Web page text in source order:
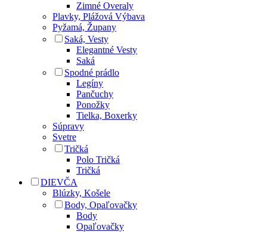
Zimné Overaly
Plavky, Plážová Výbava
Pyžamá, Župany
Saká, Vesty
Elegantné Vesty
Saká
Spodné prádlo
Legíny
Pančuchy
Ponožky
Tielka, Boxerky
Súpravy
Svetre
Tričká
Polo Tričká
Tričká
DIEVČA
Blúzky, Košele
Body, Opaľovačky
Body
Opaľovačky